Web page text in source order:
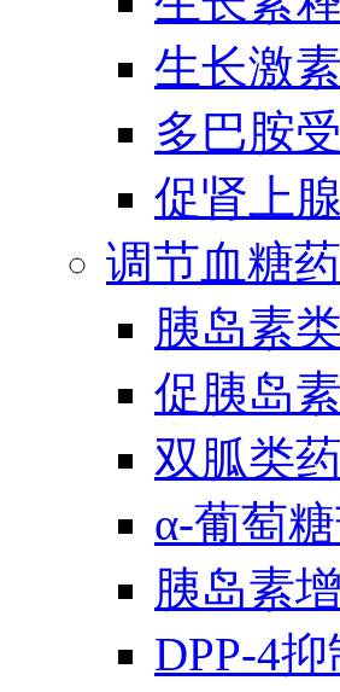
生长激素
多巴胺
促肾上
调节血糖药
胰岛素
促胰岛
双胍类药
α-葡萄
胰岛素
DPP-4